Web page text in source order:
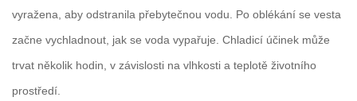
vyražena, aby odstranila přebytečnou vodu. Po oblékání se vesta
začne vychladnout, jak se voda vypařuje. Chladicí účinek může
trvat několik hodin, v závislosti na vlhkosti a teplotě životního
prostředí.